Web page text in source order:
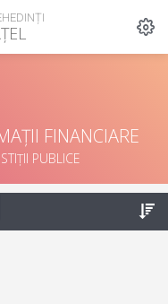
FINANCIARE
PUBLICE